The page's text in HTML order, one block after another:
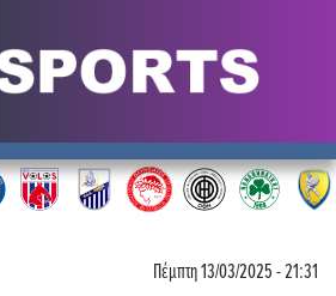
Πέμπτη 13/03/2025 - 21:31